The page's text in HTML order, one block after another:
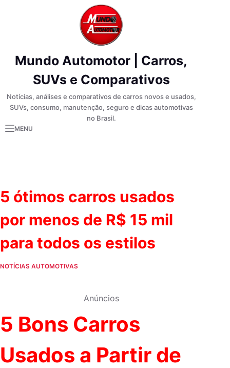
Mundo Automotor | Carros,
SUVs e Comparativos
Notícias, análises e comparativos de carros novos e usados,
SUVs, consumo, manutenção, seguro e dicas automotivas
no Brasil.
MENU
5 ótimos carros usados
por menos de R$ 15 mil
para todos os estilos
NOTÍCIAS AUTOMOTIVAS
Anúncios
5 Bons Carros
Usados a Partir de